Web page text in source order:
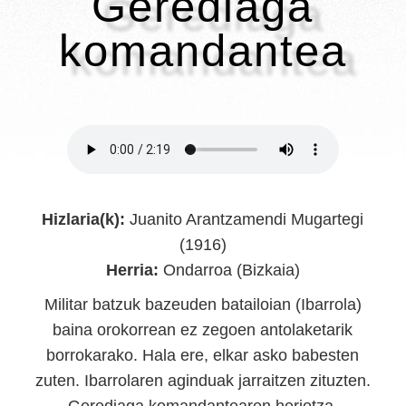
komandantea
Hizlaria(k): Juanito Arantzamendi Mugartegi
(1916)
Herria: Ondarroa (Bizkaia)
Militar batzuk bazeuden batailoian (Ibarrola)
baina orokorrean ez zegoen antolaketarik
borrokarako. Hala ere, elkar asko babesten
zuten. Ibarrolaren aginduak jarraitzen zituzten.